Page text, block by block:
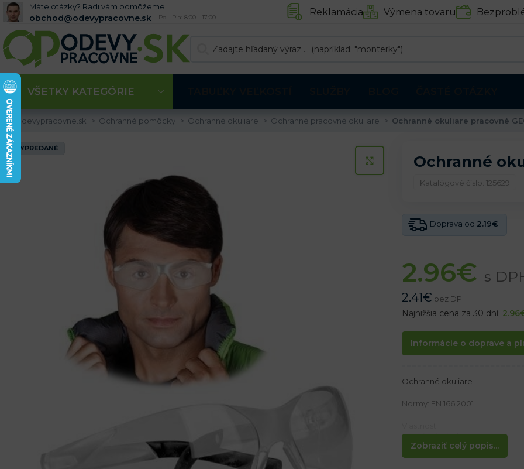
Máte otázky? Radi vám pomôžeme.
obchod@odevypracovne.sk Po - Pia: 8:00 - 17:00 Reklamácia Výmena tovaru
VŠETKY KATEGÓRIE
Odevypracovne.sk Ochranné pomôcky Ochranné okuliare Ochranné pracovné okuliare Ochranné okuliare pracovné
VYPREDANÉ
KLIKNITE PRE ZVÄČŠENIE
Ochranné
Katalógové číslo: 125629
Doprava od 2.19€
2.96€ s
2.41€ bez DPH
Najnižšia cena za 30 dní: 2.96
Informácie o doprave a
Zobraziť celý popis...
Ochranné okuliare
Normy: EN 166:2001
– Optická trieda 1
– Šošovky vyrobené z
– Chránia pred škodlivým UV